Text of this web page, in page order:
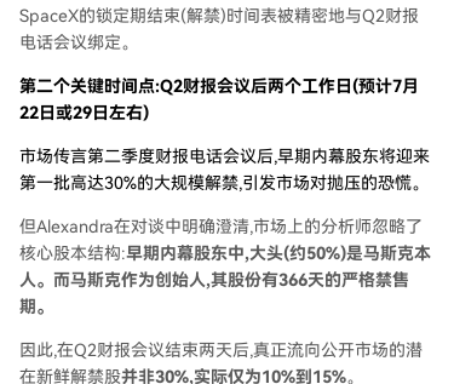
SpaceX的锁定期结束(解禁)时间表被精密地与Q2财报
电话会议绑定。
第二个关键时间点:Q2财报会议后两个工作日(预计7月
22日或29日左右)
市场传言第二季度财报电话会议后,早期内幕股东将迎来
第一批高达30%的大规模解禁,引发市场对抛压的恐慌。
但Alexandra在对谈中明确澄清,市场上的分析师忽略了
核心股本结构:早期内幕股东中,大头(约50%)是马斯克本
人。而马斯克作为创始人,其股份有366天的严格禁售
期。
因此,在Q2财报会议结束两天后,真正流向公开市场的潜
在新鲜解禁股并非30%,实际仅为10%到15%。